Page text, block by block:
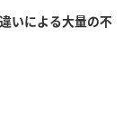
いによる大量の不